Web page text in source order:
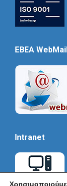
EBEA
Intranet